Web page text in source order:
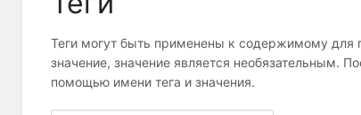
Теги могут быть применены к содержимому для
значение, значение является необязательным.
помощью имени тега и значения.